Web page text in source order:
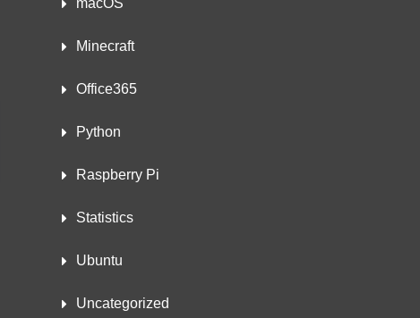
macOS
Minecraft
Office365
Python
Raspberry Pi
Statistics
Ubuntu
Uncategorized